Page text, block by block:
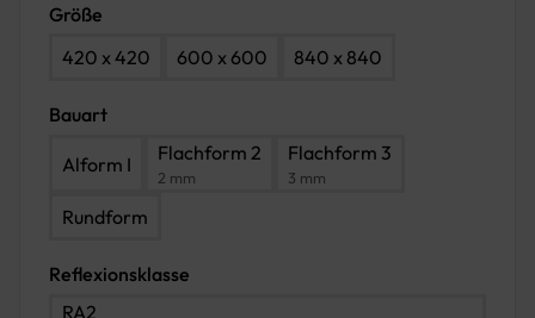
Größe
420 x 420
600 x 600 840 x 840
Bauart
Alform I Flachform 2
2 mm
Flachform 3
3 mm
Rundform
Reflexionsklasse
RA2